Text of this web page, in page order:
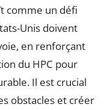
comme un défi
Unis doivent
en renforçant
du HPC pour
Il est crucial
obstacles et créer